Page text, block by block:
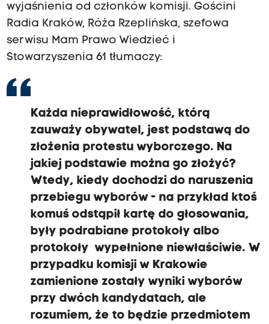
wyjaśnienia od członków komisji. Gościni
Radia Kraków, Róża Rzeplińska, szefowa
serwisu Mam Prawo Wiedzieć i
Stowarzyszenia 61 tłumaczy:
Każda nieprawidłowość, którą
zauważy obywatel, jest podstawą do
złożenia protestu wyborczego. Na
jakiej podstawie można go złożyć?
Wtedy, kiedy dochodzi do naruszenia
przebiegu wyborów - na przykład ktoś
komuś odstąpił kartę do głosowania,
były podrabiane protokoły albo
protokoły wypełnione niewłaściwie. W
przypadku komisji w Krakowie
zamienione zostały wyniki wyborów
przy dwóch kandydatach, ale
rozumiem, że to będzie przedmiotem